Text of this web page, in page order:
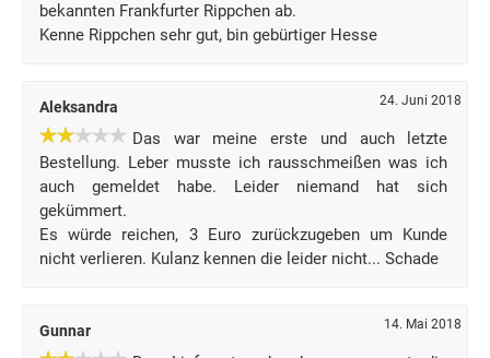
bekannten Frankfurter Rippchen ab.
Kenne Rippchen sehr gut, bin gebürtiger Hesse
Aleksandra 24. Juni 2018
Das war meine erste und auch letzte
Bestellung. Leber musste ich rausschmeißen was ich
auch gemeldet habe. Leider niemand hat sich
gekümmert.
Es würde reichen, 3 Euro zurückzugeben um Kunde
nicht verlieren. Kulanz kennen die leider nicht... Schade
Gunnar 14. Mai 2018